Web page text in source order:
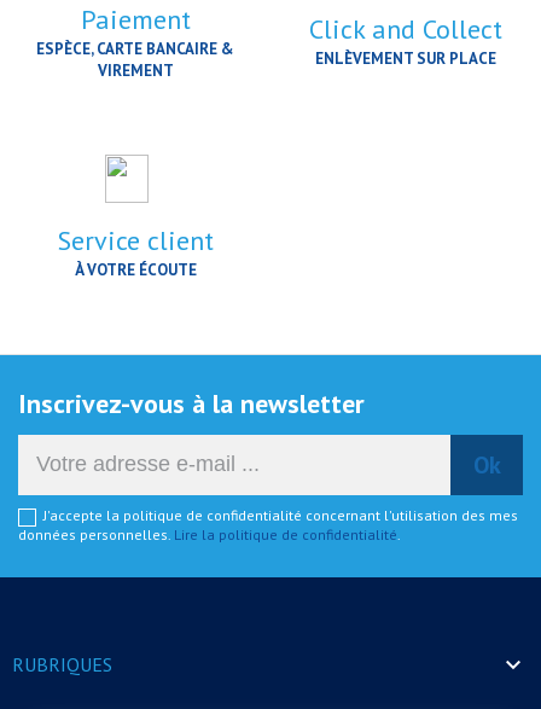
Paiement
ESPÈCE, CARTE BANCAIRE &
VIREMENT
Click and Collect
ENLÈVEMENT SUR PLACE
Service client
À VOTRE ÉCOUTE
Inscrivez-vous à la newsletter
J'accepte la politique de confidentialité concernant l'utilisation des mes
données personnelles. Lire la politique de confidentialité
RUBRIQUES 